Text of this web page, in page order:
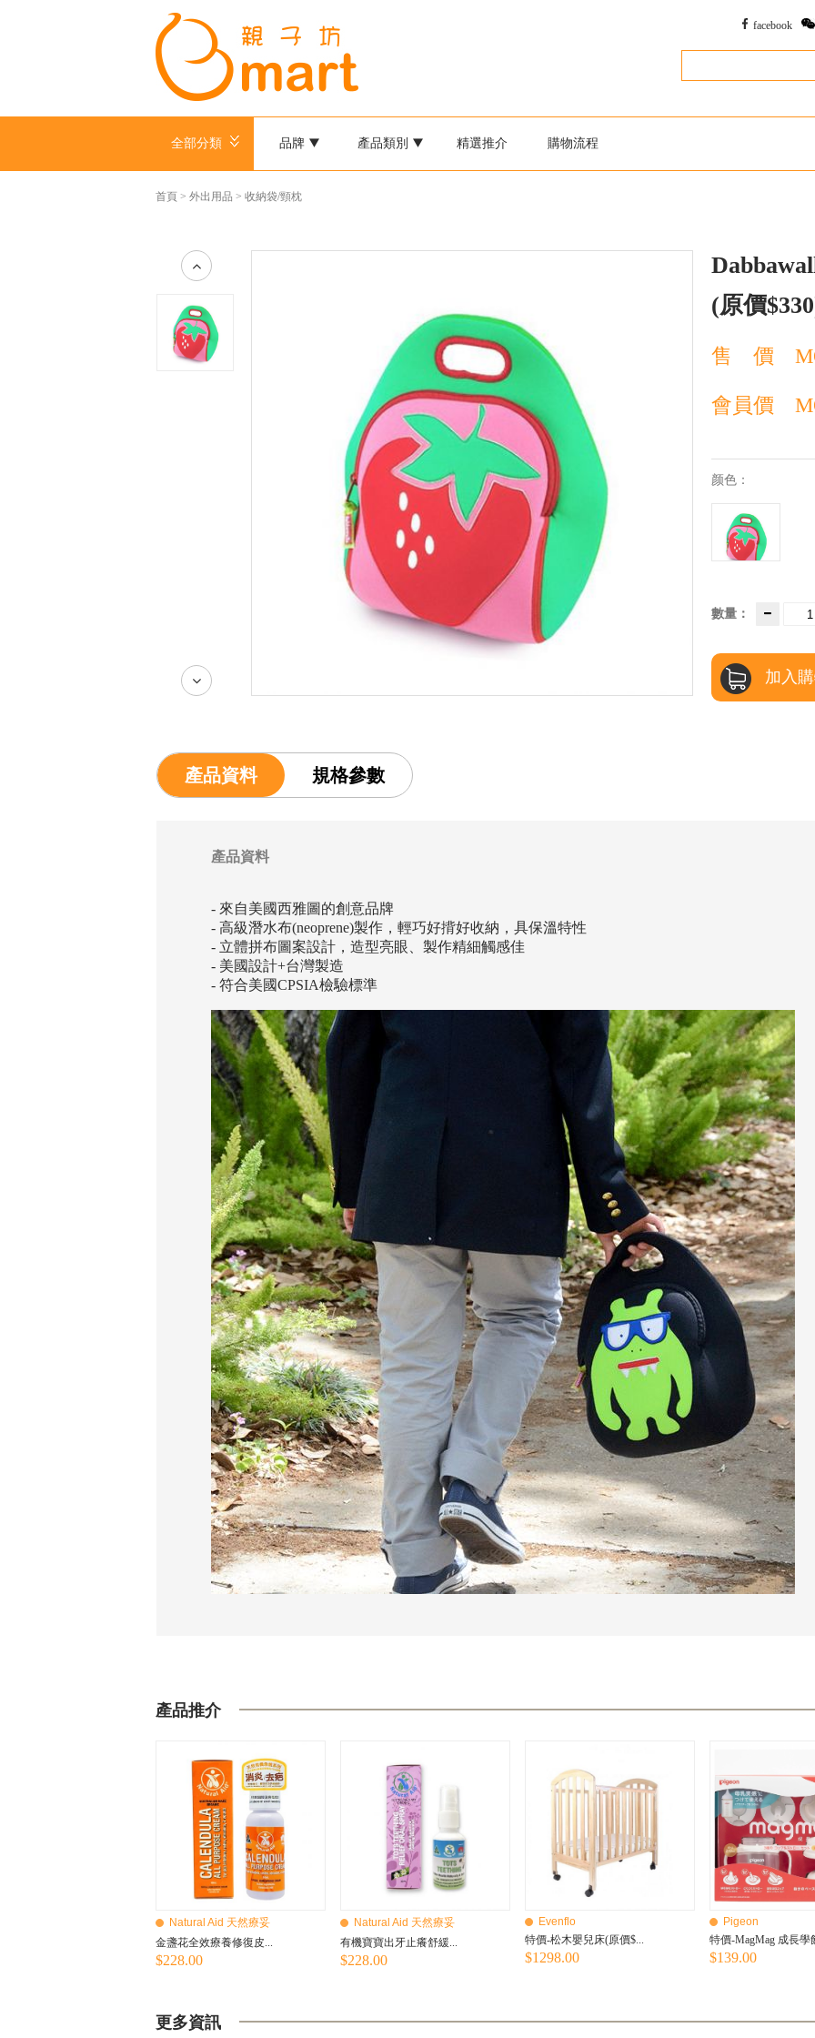
facebook
全部分類 品牌 產品類別 精選推介 購物流程
首頁 > 外出用品 > 收納袋/頸枕
(原價
售 價
會員價
颜色：
數量：
加入
產品資料 規格參數
產品資料
- 來自美國西雅圖的創意品牌
- 高級潛水布(neoprene)製作，輕巧好揹好收納，具保溫特性
- 立體拼布圖案設計，造型亮眼、製作精細觸感佳
- 美國設計+台灣製造
- 符合美國CPSIA檢驗標準
產品推介
Natural Aid 天然療妥
金盞花全效療養修復皮...
$228.00
Natural Aid 天然療妥
有機寶寶出牙止癢舒緩...
$228.00
Evenflo
特價-松木嬰兒床(原價$...
$1298.00
Pigeon
特價-MagMag 成長學
$139.00
更多資訊